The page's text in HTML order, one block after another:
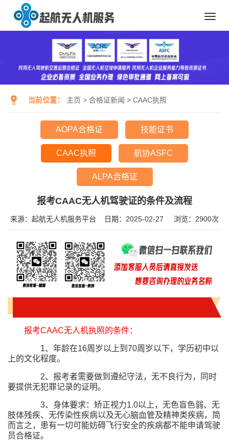
当前位置： 主页 > 合格证新闻 > CAAC执照
AOPA合格证 技能证书
CAAC执照 航协ASFC
ALPA合格证
报考CAAC无人机驾驶证的条件及流程
来源：起航无人机服务平台 日期：2025-02-27 浏览： 2900次
报考CAAC无人机执照的条件：
1、年龄在16周岁以上到70周岁以下，学历初中以
上的文化程度。
2、报考者需要做到遵纪守法，无不良行为，同时
要提供无犯罪记录的证明。
3、身体要求：矫正视力1.0以上，无色盲色弱、无
肢体残疾、无传染性疾病以及无心脑血管及精神类疾病，简
而言之，患有一切可能妨碍飞行安全的疾病都不能申请驾驶
员合格证。